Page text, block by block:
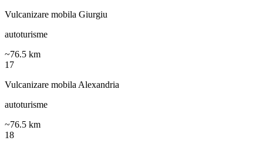
Vulcanizare mobila Giurgiu
autoturisme
~76.5 km
17
Vulcanizare mobila Alexandria
autoturisme
~76.5 km
18